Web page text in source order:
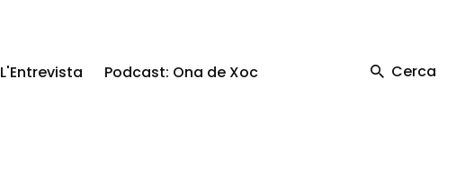
L'Entrevista Podcast: Ona de Xoc Cerca